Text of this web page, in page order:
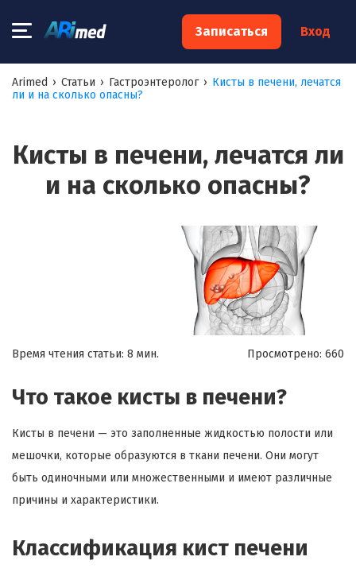
Записаться Вход
Arimed › Статьи › Гастроэнтеролог › Кисты в печени, лечатся
ли и на сколько опасны?
Кисты в печени, лечатся ли
и на сколько опасны?
Время чтения статьи: 8 мин. Просмотрено: 660
Что такое кисты в печени?
Кисты в печени — это заполненные жидкостью полости или
мешочки, которые образуются в ткани печени. Они могут
быть одиночными или множественными и имеют различные
причины и характеристики.
Классификация кист печени
×
Запишитесь на консультацию к
специалисту
Ваш телефон:*
обработку моих персональных данных